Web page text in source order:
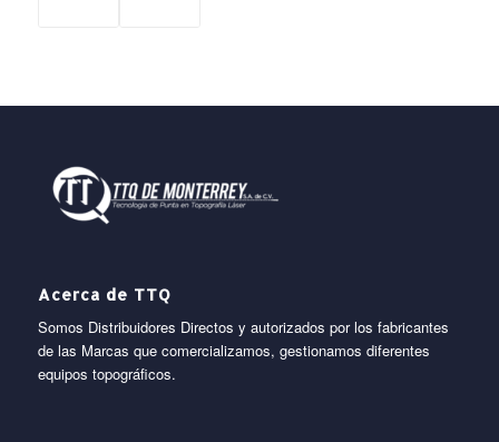
Acerca de TTQ
Somos Distribuidores Directos y autorizados por los fabricantes
de las Marcas que comercializamos, gestionamos diferentes
equipos topográficos.